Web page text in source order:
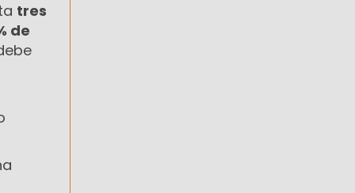
tres
de